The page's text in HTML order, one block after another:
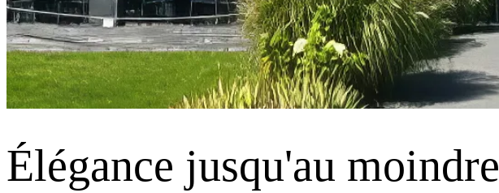
Élégance jusqu'au moindre